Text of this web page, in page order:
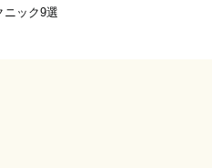
ニック9選